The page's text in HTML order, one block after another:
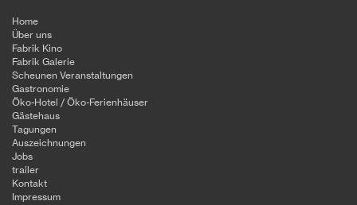
Home
Über uns
Fabrik Kino
Fabrik Galerie
Scheunen Veranstaltungen
Gastronomie
Öko-Hotel / Öko-Ferienhäuser
Gästehaus
Tagungen
Auszeichnungen
Jobs
trailer
Kontakt
Impressum